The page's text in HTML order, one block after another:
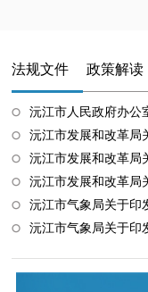
法规文件 政策解读